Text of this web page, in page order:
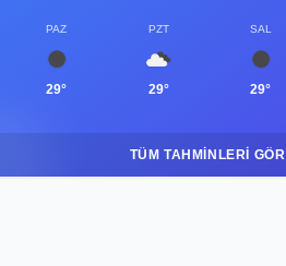
PAZ
29°
PZT
29°
SAL
29°
TÜM TAHMINLERI GÖR